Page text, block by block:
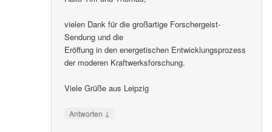
vielen Dank für die großartige Forschergeist-
Sendung und die
Eröffung in den energetischen Entwicklungsprozess
der moderen Kraftwerksforschung.
Viele Grüße aus Leipzig
Antworten ↓